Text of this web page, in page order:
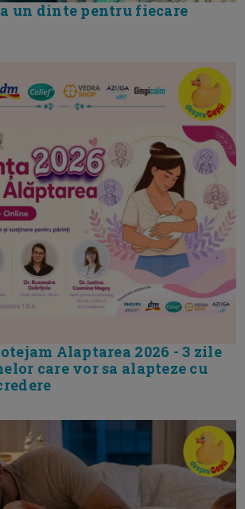
un dinte pentru fiecare
Alaptarea 2026 - 3 zile
care vor sa alapteze cu